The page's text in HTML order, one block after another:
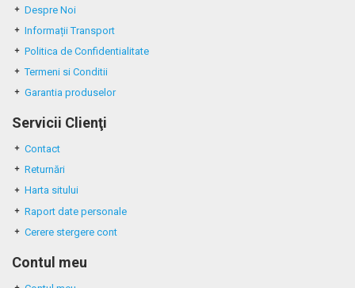
Despre Noi
Informații Transport
Politica de Confidentialitate
Termeni si Conditii
Garantia produselor
Servicii Clienţi
Contact
Returnări
Harta sitului
Raport date personale
Cerere stergere cont
Contul meu